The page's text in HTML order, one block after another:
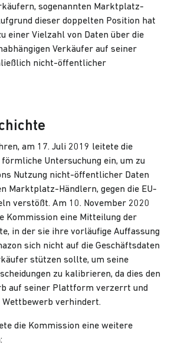
sogenannten Marktplatz-
dieser doppelten Position hat
einer Vielzahl von Daten über die
Verkäufer auf seiner
nicht-öffentlicher
am 17. Juli 2019 leitete die
Untersuchung ein, um zu
Nutzung nicht-öffentlicher Daten
Marktplatz-Händlern, gegen die EU-
verstößt. Am 10. November 2020
Kommission eine Mitteilung der
in der sie ihre vorläufige Auffassung
sich nicht auf die Geschäftsdaten
stützen sollte, um seine
zu kalibrieren, da dies den
auf seiner Plattform verzerrt und
verhindert.
die Kommission eine weitere